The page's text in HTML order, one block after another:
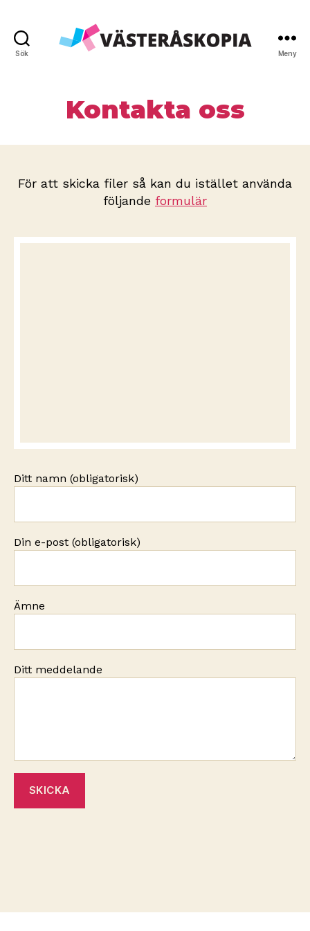
Sök Meny
Kontakta oss
För att skicka filer så kan du istället använda
följande formulär
Ditt namn (obligatorisk)
Din e-post (obligatorisk)
Ämne
Ditt meddelande